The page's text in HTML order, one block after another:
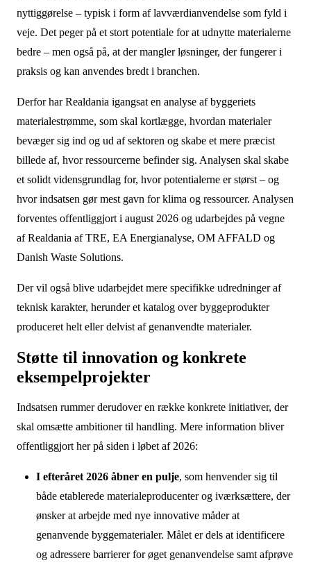
nyttiggørelse – typisk i form af lavværdianvendelse som fyld i
veje. Det peger på et stort potentiale for at udnytte materialerne
bedre – men også på, at der mangler løsninger, der fungerer i
praksis og kan anvendes bredt i branchen.
Derfor har Realdania igangsat en analyse af byggeriets
materialestrømme, som skal kortlægge, hvordan materialer
bevæger sig ind og ud af sektoren og skabe et mere præcist
billede af, hvor ressourcerne befinder sig. Analysen skal skabe
et solidt vidensgrundlag for, hvor potentialerne er størst – og
hvor indsatsen gør mest gavn for klima og ressourcer. Analysen
forventes offentliggjort i august 2026 og udarbejdes på vegne
af Realdania af TRE, EA Energianalyse, OM AFFALD og
Danish Waste Solutions.
Der vil også blive udarbejdet mere specifikke udredninger af
teknisk karakter, herunder et katalog over byggeprodukter
produceret helt eller delvist af genanvendte materialer.
Støtte til innovation og konkrete
eksempelprojekter
Indsatsen rummer derudover en række konkrete initiativer, der
skal omsætte ambitioner til handling. Mere information bliver
offentliggjort her på siden i løbet af 2026:
I efteråret 2026 åbner en pulje, som henvender sig til
både etablerede materialeproducenter og iværksættere, der
ønsker at arbejde med nye innovative måder at
genanvende byggematerialer. Målet er dels at identificere
og adressere barrierer for øget genanvendelse samt afprøve